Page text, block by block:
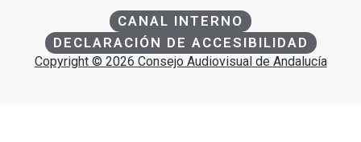
CANAL INTERNO
DECLARACIÓN DE ACCESIBILIDAD
Copyright © 2026 Consejo Audiovisual de Andalucía